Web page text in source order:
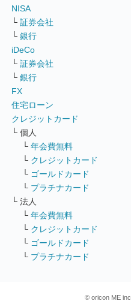
NISA
└ 証券会社
└ 銀行
iDeCo
└ 証券会社
└ 銀行
FX
住宅ローン
クレジットカード
└ 個人
└ 年会費無料
└ クレジットカード
└ ゴールドカード
└ プラチナカード
└ 法人
└ 年会費無料
└ クレジットカード
└ ゴールドカード
└ プラチナカード
© oricon ME inc.